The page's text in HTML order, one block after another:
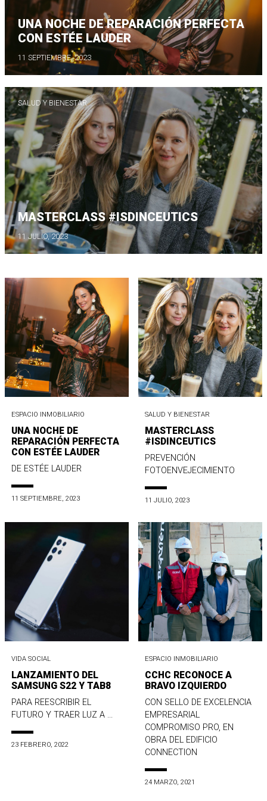
UNA NOCHE DE REPARACIÓN PERFECTA
CON ESTÉE LAUDER
11 SEPTIEMBRE, 2023
SALUD Y BIENESTAR
MASTERCLASS #ISDINCEUTICS
11 JULIO, 2023
ESPACIO INMOBILIARIO
UNA NOCHE DE
REPARACIÓN PERFECTA
CON ESTÉE LAUDER
DE ESTÉE LAUDER
11 SEPTIEMBRE, 2023
SALUD Y BIENESTAR
MASTERCLASS
#ISDINCEUTICS
PREVENCIÓN
FOTOENVEJECIMIENTO
11 JULIO, 2023
VIDA SOCIAL
LANZAMIENTO DEL
SAMSUNG S22 Y TAB8
PARA REESCRIBIR EL
FUTURO Y TRAER LUZ A ...
23 FEBRERO, 2022
ESPACIO INMOBILIARIO
CCHC RECONOCE A
BRAVO IZQUIERDO
CON SELLO DE EXCELENCIA
EMPRESARIAL
COMPROMISO PRO, EN
OBRA DEL EDIFICIO
CONNECTION
24 MARZO, 2021